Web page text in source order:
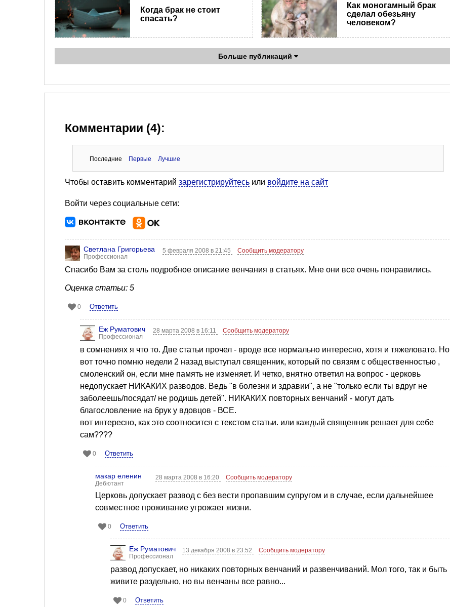
Когда брак не стоит
спасать?
Как моногамный брак
сделал обезьяну
человеком?
Больше публикаций
Комментарии (4):
Последние Первые Лучшие
Чтобы оставить комментарий зарегистрируйтесь или войдите на сайт
Войти через социальные сети:
Светлана Григорьева
Профессионал
5 февраля 2008 в 21:45 Сообщить модератору
Спасибо Вам за столь подробное описание венчания в статьях. Мне они все очень понравились.
Оценка статьи: 5
0 Ответить
Еж Руматович
Профессионал
28 марта 2008 в 16:11 Сообщить модератору
в сомнениях я что то. Две статьи прочел - вроде все нормально интересно, хотя и тяжеловато. Но
вот точно помню недели 2 назад выступал священник, который по связям с общественностью ,
смоленский он, если мне память не изменяет. И четко, внятно ответил на вопрос - церковь
недопускает НИКАКИХ разводов. Ведь "в болезни и здравии", а не "только если ты вдруг не
заболеешь/посядат/ не родишь детей". НИКАКИХ повторных венчаний - могут дать
благословление на брук у вдовцов - ВСЕ.
вот интересно, как это соотносится с текстом статьи. или каждый священник решает для себе
сам????
0 Ответить
макар еленин
Дебютант
28 марта 2008 в 16:20 Сообщить модератору
Церковь допускает развод с без вести пропавшим супругом и в случае, если дальнейшее
совместное проживание угрожает жизни.
0 Ответить
Еж Руматович
Профессионал
13 декабря 2008 в 23:52 Сообщить модератору
развод допускает, но никаких повторных венчаний и развенчиваний. Мол того, так и быть
живите раздельно, но вы венчаны все равно...
0 Ответить